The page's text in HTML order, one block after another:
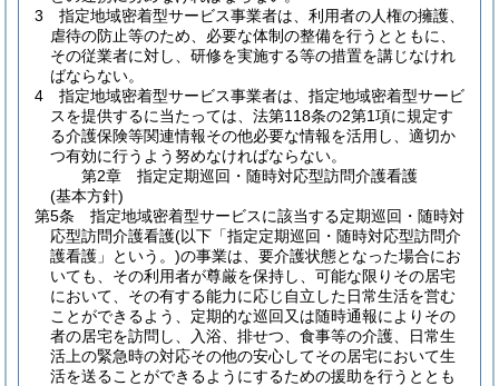
3
指定地域密着型サービス事業者は、利用者の人権の擁護、
虐待の防止等のため、必要な体制の整備を行うとともに、
その従業者に対し、研修を実施する等の措置を講じなけれ
ばならない。
4
指定地域密着型サービス事業者は、指定地域密着型サービ
スを提供するに当たっては、法第118条の2第1項に規定す
る介護保険等関連情報その他必要な情報を活用し、適切か
つ有効に行うよう努めなければならない。
第2章
指定定期巡回・随時対応型訪問介護看護
(基本方針)
第5条
指定地域密着型サービスに該当する定期巡回・随時対
応型訪問介護看護(以下「指定定期巡回・随時対応型訪問介
護看護」という。)の事業は、要介護状態となった場合にお
いても、その利用者が尊厳を保持し、可能な限りその居宅
において、その有する能力に応じ自立した日常生活を営む
ことができるよう、定期的な巡回又は随時通報によりその
者の居宅を訪問し、入浴、排せつ、食事等の介護、日常生
活上の緊急時の対応その他の安心してその居宅において生
活を送ることができるようにするための援助を行うととも